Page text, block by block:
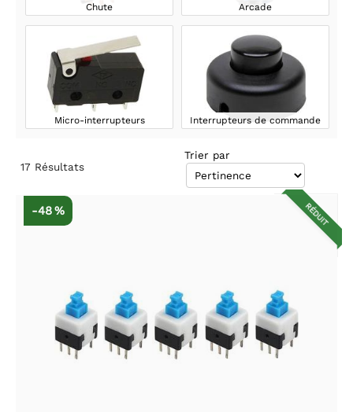
Chute Arcade
Micro-interrupteurs Interrupteurs de commande
17 Résultats
Trier par
RÉDUIT
-48 %